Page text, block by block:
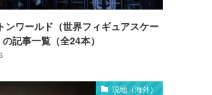
ンワールド（世界フィギュアスケー
の記事一覧（全24本）
現地（海外）